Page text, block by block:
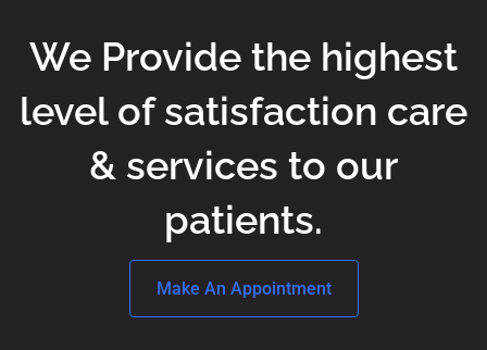
We Provide the highest
level of satisfaction care
& services to our
patients.
Make An Appointment